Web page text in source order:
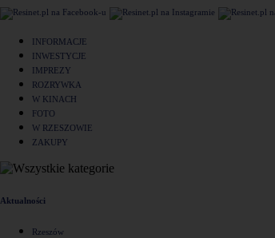
INFORMACJE
INWESTYCJE
IMPREZY
ROZRYWKA
W KINACH
FOTO
W RZESZOWIE
ZAKUPY
Aktualności
Rzeszów